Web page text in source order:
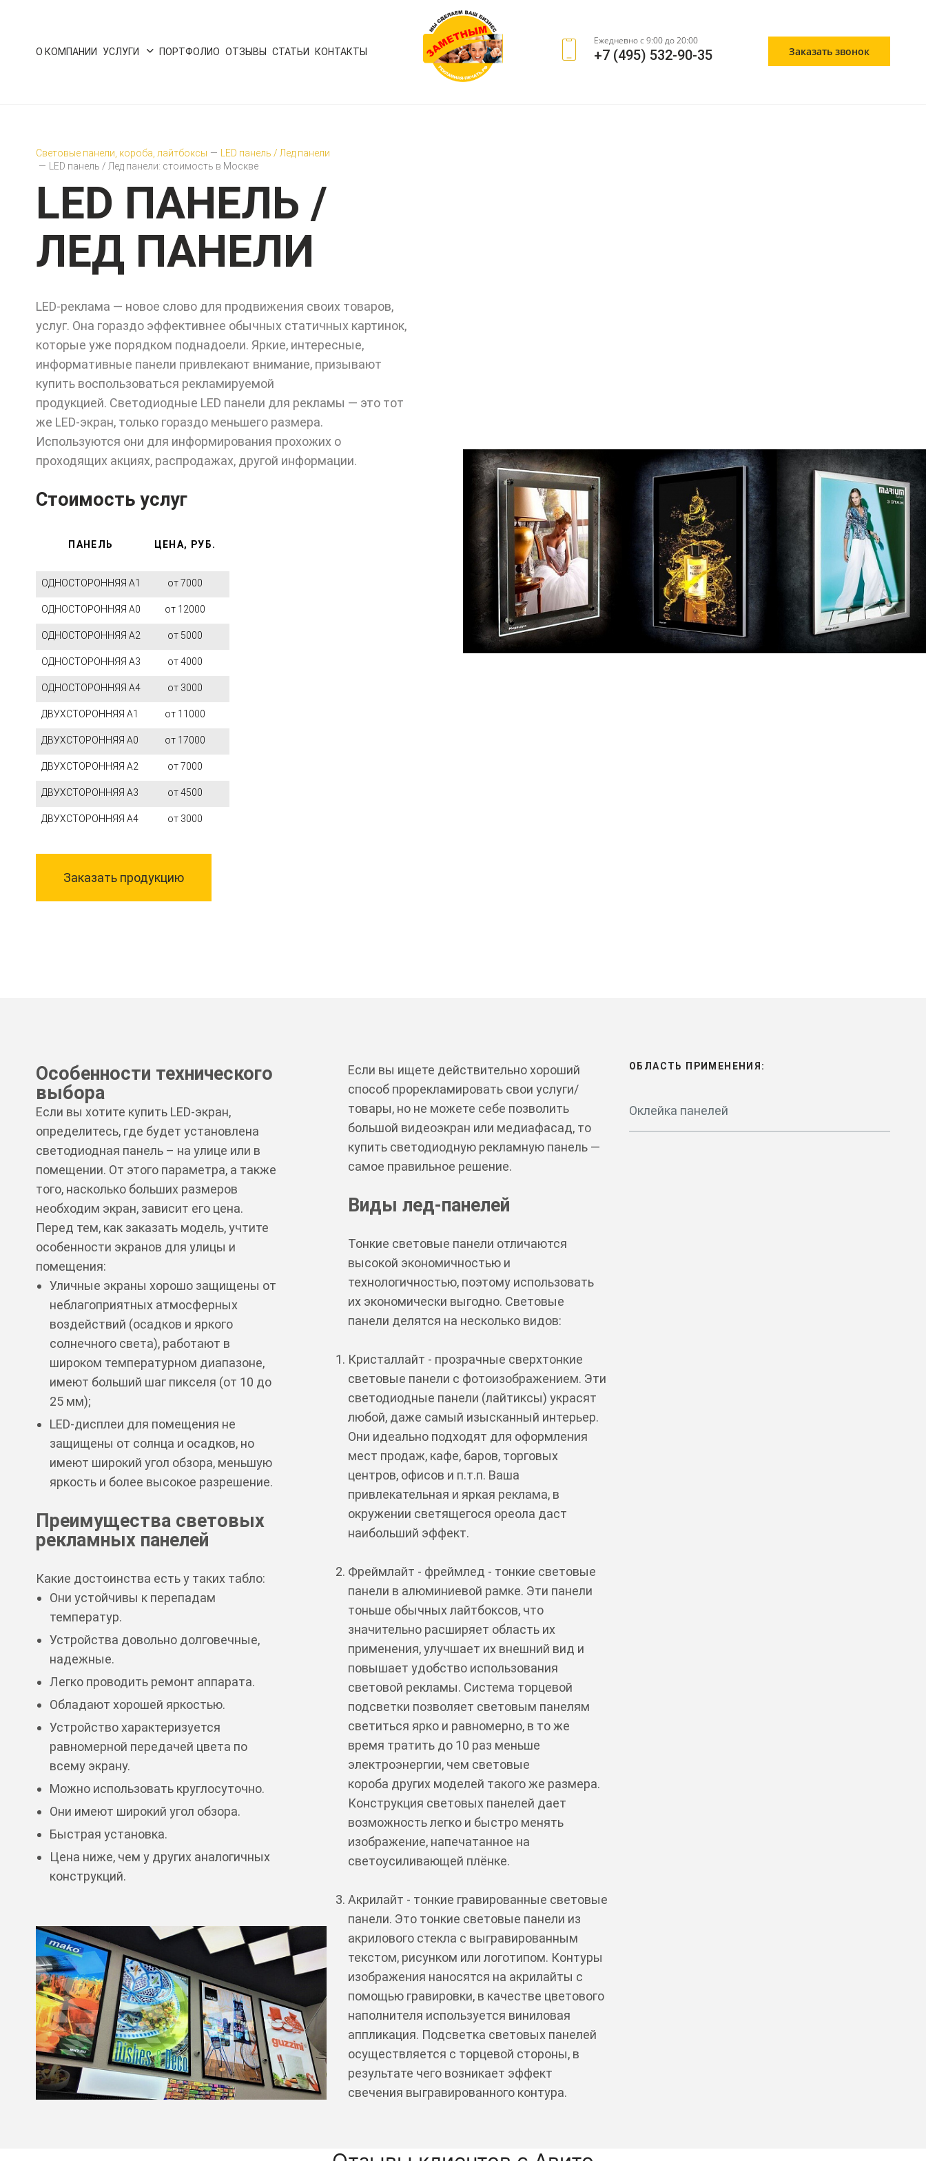
О КОМПАНИИ УСЛУГИ ПОРТФОЛИО ОТЗЫВЫ СТАТЬИ КОНТАКТЫ
Ежедневно с 9:00 до 20:00
+7 (495) 532-90-35 Заказать звонок
Световые панели, короба, лайтбоксы —
LED панель / Лед панели
—
LED панель / Лед панели: стоимость в Москве
LED ПАНЕЛЬ /
ЛЕД ПАНЕЛИ
LED-реклама — новое слово для продвижения своих товаров,
услуг. Она гораздо эффективнее обычных статичных картинок,
которые уже порядком поднадоели. Яркие, интересные,
информативные панели привлекают внимание, призывают
купить воспользоваться рекламируемой
продукцией. Светодиодные LED панели для рекламы — это тот
же LED-экран, только гораздо меньшего размера.
Используются они для информирования прохожих о
проходящих акциях, распродажах, другой информации.
Стоимость услуг
ПАНЕЛЬ
ОДНОСТОРОННЯЯ А1
ОДНОСТОРОННЯЯ А0
ОДНОСТОРОННЯЯ А2
ОДНОСТОРОННЯЯ А3
ОДНОСТОРОННЯЯ А4
ДВУХСТОРОННЯЯ А1
ДВУХСТОРОННЯЯ А0
ДВУХСТОРОННЯЯ А2
ДВУХСТОРОННЯЯ А3
ДВУХСТОРОННЯЯ А4
ЦЕНА, РУБ.
от 7000
от 12000
от 5000
от 4000
от 3000
от 11000
от 17000
от 7000
от 4500
от 3000
Заказать продукцию
Особенности технического
выбора
Если вы хотите купить LED-экран,
определитесь, где будет установлена
светодиодная панель – на улице или в
помещении. От этого параметра, а также
того, насколько больших размеров
необходим экран, зависит его цена.
Перед тем, как заказать модель, учтите
особенности экранов для улицы и
помещения:
Уличные экраны хорошо защищены от
неблагоприятных атмосферных
воздействий (осадков и яркого
солнечного света), работают в
широком температурном диапазоне,
имеют больший шаг пикселя (от 10 до
25 мм);
LED-дисплеи для помещения не
защищены от солнца и осадков, но
имеют широкий угол обзора, меньшую
яркость и более высокое разрешение.
Преимущества световых
рекламных панелей
Какие достоинства есть у таких табло:
Они устойчивы к перепадам
температур.
Устройства довольно долговечные,
надежные.
Легко проводить ремонт аппарата.
Обладают хорошей яркостью.
Устройство характеризуется
равномерной передачей цвета по
всему экрану.
Можно использовать круглосуточно.
Они имеют широкий угол обзора.
Быстрая установка.
Цена ниже, чем у других аналогичных
конструкций.
Если вы ищете действительно хороший
способ прорекламировать свои услуги/
товары, но не можете себе позволить
большой видеоэкран или медиафасад, то
купить светодиодную рекламную панель —
самое правильное решение.
Виды лед-панелей
Тонкие световые панели отличаются
высокой экономичностью и
технологичностью, поэтому использовать
их экономически выгодно. Световые
панели делятся на несколько видов:
Кристаллайт - прозрачные сверхтонкие
световые панели с фотоизображением. Эти
светодиодные панели (лайтиксы) украсят
любой, даже самый изысканный интерьер.
Они идеально подходят для оформления
мест продаж, кафе, баров, торговых
центров, офисов и п.т.п. Ваша
привлекательная и яркая реклама, в
окружении светящегося ореола даст
наибольший эффект.
Фреймлайт - фреймлед - тонкие световые
панели в алюминиевой рамке. Эти панели
тоньше обычных лайтбоксов, что
значительно расширяет область их
применения, улучшает их внешний вид и
повышает удобство использования
световой рекламы. Система торцевой
подсветки позволяет световым панелям
светиться ярко и равномерно, в то же
время тратить до 10 раз меньше
электроэнергии, чем световые
короба других моделей такого же размера.
Конструкция световых панелей дает
возможность легко и быстро менять
изображение, напечатанное на
светоусиливающей плёнке.
Акрилайт - тонкие гравированные световые
панели. Это тонкие световые панели из
акрилового стекла с выгравированным
текстом, рисунком или логотипом. Контуры
изображения наносятся на акрилайты с
помощью гравировки, в качестве цветового
наполнителя используется виниловая
аппликация. Подсветка световых панелей
осуществляется с торцевой стороны, в
результате чего возникает эффект
свечения выгравированного контура.
ОБЛАСТЬ ПРИМЕНЕНИЯ:
Оклейка панелей